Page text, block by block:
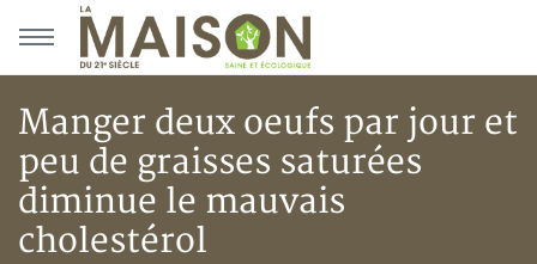
Aller au menu principal
Aller au contenu principal
Manger deux oeufs par jour et
peu de graisses saturées
diminue le mauvais
cholestérol